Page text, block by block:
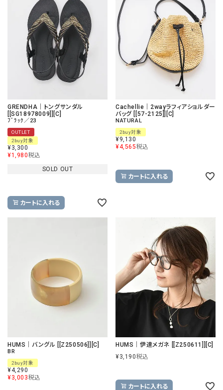
GRENDHA｜トングサンダル
[[SG18978009]][C]
ﾌﾞﾗｯｸ／23
OUTLET
2buy対象
¥3,300
¥1,980税込
SOLD OUT
カートに入れる
Cachellie｜2wayラフィアショルダー
バッグ [[57-2125]][C]
NATURAL
2buy対象
¥9,130
¥4,565税込
カートに入れる
HUMS｜バングル [[Z250506]][C]
BR
2buy対象
¥4,290
¥3,003税込
HUMS｜伊達メガネ [[Z250611]][C]
¥3,190税込
カートに入れる